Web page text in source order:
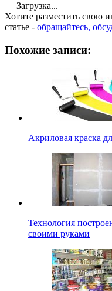
Загрузка...
Хотите разместить свою
статье - обращайтесь,
Похожие записи:
Акриловая краска
Технология
своими руками